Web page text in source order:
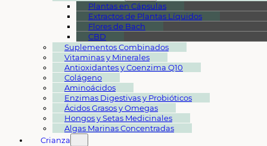
Plantas en Cápsulas
Extractos de Plantas Líquidos
Flores de Bach
CBD
Suplementos Combinados
Vitaminas y Minerales
Antioxidantes y Coenzima Q10
Colágeno
Aminoácidos
Enzimas Digestivas y Probióticos
Ácidos Grasos y Omegas
Hongos y Setas Medicinales
Algas Marinas Concentradas
Crianza